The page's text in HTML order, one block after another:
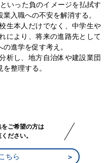
いった負のイメージを払拭す
入職への不安を解消する。
生本人だけでなく、中学生や
により、将来の進路先として
進学を促す考え。
析し、地方自治体や建設業団
整理する。
ご希望の方は
ださい。
ちら